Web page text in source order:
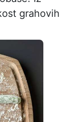
grahovih